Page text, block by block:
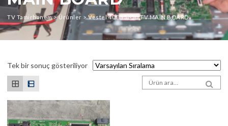
TV Tamirhanem>Ürünler >Vestel 40FB5050 TV MAİN BOARD
Tek bir sonuç gösteriliyor
Arama sonuçları: